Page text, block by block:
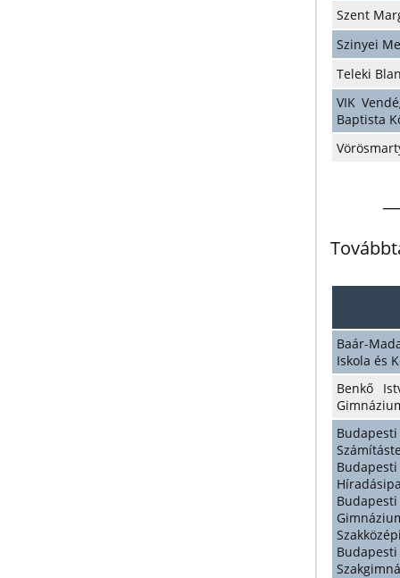
Szent
Szinyei
Teleki
VIK
Baptista
Baár-
Iskola és
Benkő